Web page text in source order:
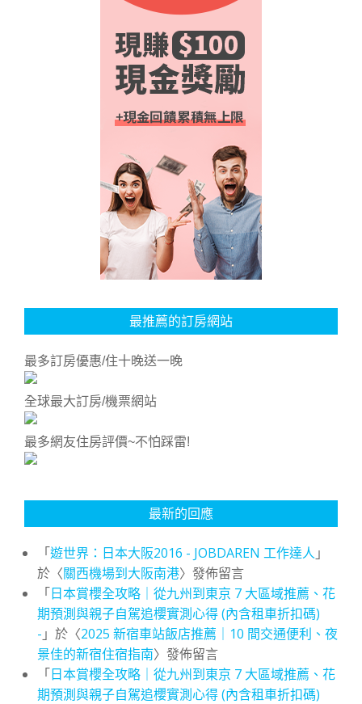
最推薦的訂房網站
最多訂房優惠/住十晚送一晚
全球最大訂房/機票網站
最多網友住房評價~不怕踩雷!
最新的回應
「遊世界：日本大阪2016 - JOBDAREN 工作達人 」
於〈關西機場到大阪南港〉發佈留言
「日本賞櫻全攻略｜從九州到東京 7 大區域推薦、花
期預測與親子自駕追櫻實測心得 (內含租車折扣碼)
- 」於〈2025 新宿車站飯店推薦｜10 間交通便利、夜
景佳的新宿住宿指南〉發佈留言
「日本賞櫻全攻略｜從九州到東京 7 大區域推薦、花
期預測與親子自駕追櫻實測心得 (內含租車折扣碼)